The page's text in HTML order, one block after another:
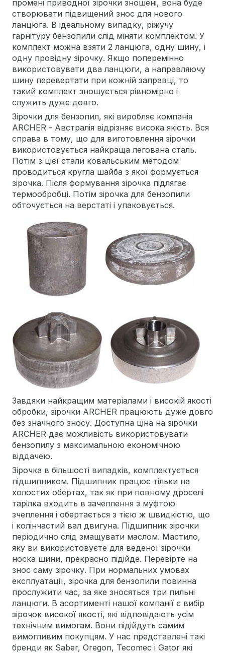
промені приводної зірочки зношені, вона буде
створювати підвищений знос для нового
ланцюга. В ідеальному випадку, ріжучу
гарнітуру бензопили слід міняти комплектом. У
комплект можна взяти 2 ланцюга, одну шину, і
одну провідну зірочку. Якщо поперемінно
використовувати два ланцюги, а направляючу
шину перевертати при кожній заправці, то
такий комплект зношується рівномірно і
служить дуже довго.
Зірочки для бензопил, які виробляє компанія
ARCHER - Австралія відрізняє висока якість. Вся
справа в тому, що для виготовлення зірочки
використовується найкраща легована сталь.
Потім з цієї стали ковальським методом
проводиться кругла шайба з якої формується
зірочка. Після формування зірочка підлягає
термообробці. Потім зірочка для бензопили
обточується на верстаті і упаковується.
Завдяки найкращим матеріалами і високій якості
обробки, зірочки ARCHER працюють дуже довго
без значного зносу. Доступна ціна на зірочки
ARCHER дає можливість використовувати
бензопилу з максимальною економічною
віддачею.
Зірочка в більшості випадків, комплектується
підшипником. Підшипник працює тільки на
холостих обертах, так як при повному дроселі
тарілка входить в зачеплення з муфтою
зчеплення і обертається з тією ж швидкістю, що
і колінчастий вал двигуна. Підшипник зірочки
періодично слід змащувати маслом. Мастило,
яку ви використовуєте для веденої зірочки
носка шини, прекрасно підійде. Перевірте на
знос саму зірочку. При нормальних умовах
експлуатації, зірочка для бензопили повинна
прослужити час, за яке зносяться три пильні
ланцюги. В асортименті нашої компанії є вибір
зірочок високої якості, які відповідають усім
технічним вимогам. Вони підійдуть самим
вимогливим покупцям. У нас представлені такі
бренди як Saber, Oregon, Tecomec і Gator які